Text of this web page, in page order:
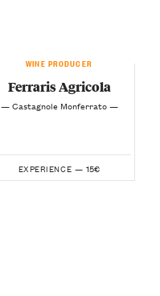
WINE PRODUCER
Ferraris Agricola
— Castagnole Monferrato —
EXPERIENCE — 15€